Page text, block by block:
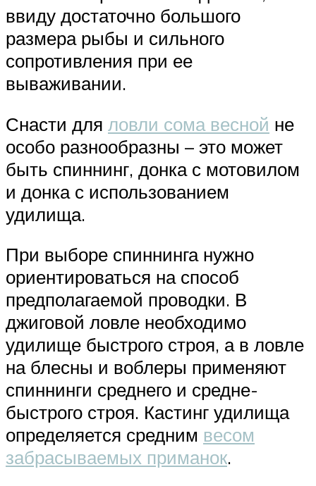
ввиду достаточно большого
размера рыбы и сильного
сопротивления при ее
вываживании.
Снасти для ловли сома весной не
особо разнообразны – это может
быть спиннинг, донка с мотовилом
и донка с использованием
удилища.
При выборе спиннинга нужно
ориентироваться на способ
предполагаемой проводки. В
джиговой ловле необходимо
удилище быстрого строя, а в ловле
на блесны и воблеры применяют
спиннинги среднего и средне-
быстрого строя. Кастинг удилища
определяется средним весом
забрасываемых приманок.